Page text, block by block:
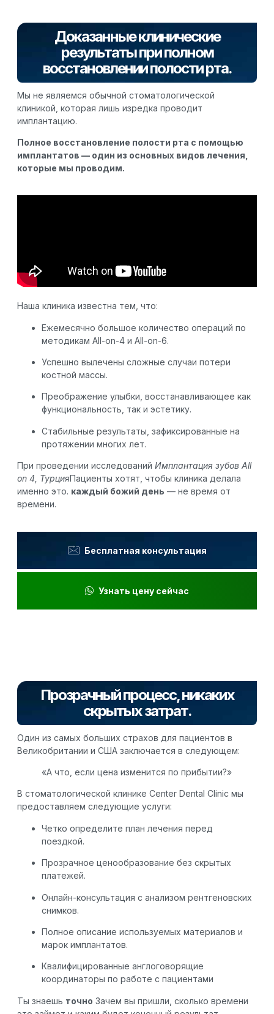
Доказанные клинические
результаты при полном
восстановлении полости рта.
Мы не являемся обычной стоматологической
клиникой, которая лишь изредка проводит
имплантацию.
Полное восстановление полости рта с помощью
имплантатов — один из основных видов лечения,
которые мы проводим.
Наша клиника известна тем, что:
Ежемесячно большое количество операций по
методикам All-on-4 и All-on-6.
Успешно вылечены сложные случаи потери
костной массы.
Преображение улыбки, восстанавливающее как
функциональность, так и эстетику.
Стабильные результаты, зафиксированные на
протяжении многих лет.
При проведении исследований Имплантация зубов All
on 4, ТурцияПациенты хотят, чтобы клиника делала
именно это. каждый божий день — не время от
времени.
Бесплатная консультация
Узнать цену сейчас
Прозрачный процесс, никаких
скрытых затрат.
Один из самых больших страхов для пациентов в
Великобритании и США заключается в следующем:
«А что, если цена изменится по прибытии?»
В стоматологической клинике Center Dental Clinic мы
предоставляем следующие услуги:
Четко определите план лечения перед
поездкой.
Прозрачное ценообразование без скрытых
платежей.
Онлайн-консультация с анализом рентгеновских
снимков.
Полное описание используемых материалов и
марок имплантатов.
Квалифицированные англоговорящие
координаторы по работе с пациентами
Ты знаешь точно Зачем вы пришли, сколько времени